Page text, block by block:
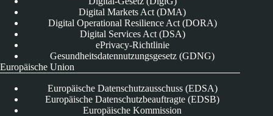
Digital Markets Act (DMA)
Digital Operational Resilience Act (DORA)
Digital Services Act (DSA)
ePrivacy-Richtlinie
Gesundheitsdatennutzungsgesetz (GDNG)
Europäische Union
Europäische Datenschutzausschuss (EDSA)
Europäische Datenschutzbeauftragte (EDSB)
Europäische Kommission